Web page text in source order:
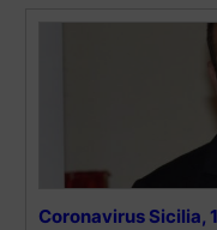
Coronavirus Sicilia,